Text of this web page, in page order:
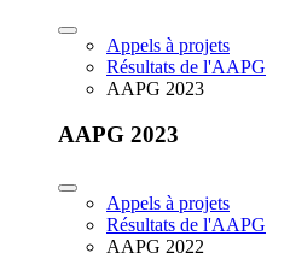
Appels à projets
Résultats de l'AAPG
AAPG 2023
AAPG 2023
Appels à projets
Résultats de l'AAPG
AAPG 2022